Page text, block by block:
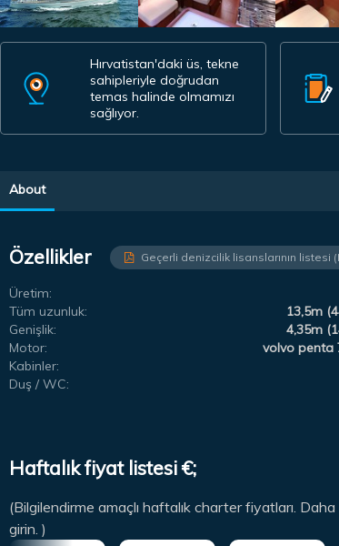
Hırvatistan'daki üs, tekne
sahipleriyle doğrudan
temas halinde olmamızı
sağlıyor.
About
Özellikler Geçerli denizcilik lisanslarının listesi
Üretim:
Tüm uzunluk:
13,5m
Genişlik:
4,35m
Motor:
volvo penta
Kabinler:
Duş / WC:
Haftalık fiyat listesi €;
(Bilgilendirme amaçlı haftalık charter fiyatları.
girin. )